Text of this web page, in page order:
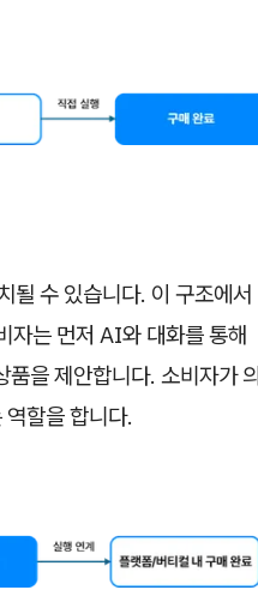
될 수 있습니다. 이 구조에서
자는 먼저 AI와 대화를 통해
을 제안합니다. 소비자가 의
할을 합니다.